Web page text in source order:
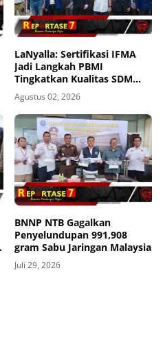
LaNyalla: Sertifikasi IFMA
Jadi Langkah PBMI
Tingkatkan Kualitas SDM
Muaythai
Agustus 02, 2026
BNNP NTB Gagalkan
Penyelundupan 991,908
gram Sabu Jaringan Malaysia
Juli 29, 2026